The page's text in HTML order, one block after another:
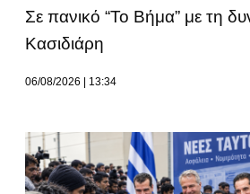
Σε πανικό “Το Βήμα” με τη
Κασιδιάρη
06/08/2026 13:34